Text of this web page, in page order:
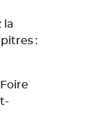
la
: